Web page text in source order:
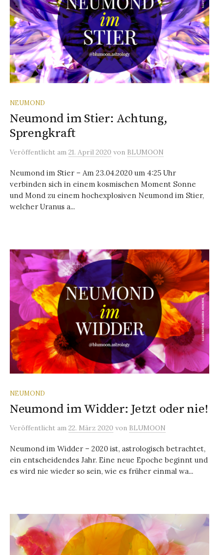
NEUMOND
Neumond im Stier: Achtung,
Sprengkraft
Veröffentlicht am 21. April 2020 von BLUMOON
Neumond im Stier – Am 23.04.2020 um 4:25 Uhr
verbinden sich in einem kosmischen Moment Sonne
und Mond zu einem hochexplosiven Neumond im Stier,
welcher Uranus a...
NEUMOND
Neumond im Widder: Jetzt oder nie!
Veröffentlicht am 22. März 2020 von BLUMOON
Neumond im Widder – 2020 ist, astrologisch betrachtet,
ein entscheidendes Jahr. Eine neue Epoche beginnt und
es wird nie wieder so sein, wie es früher einmal wa...